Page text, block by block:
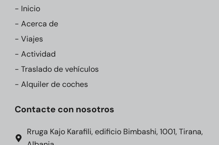
- Inicio
- Acerca de
- Viajes
- Actividad
- Traslado de vehículos
- Alquiler de coches
Contacte con nosotros
Rruga Kajo Karafili, edificio Bimbashi, 1001, Tirana,